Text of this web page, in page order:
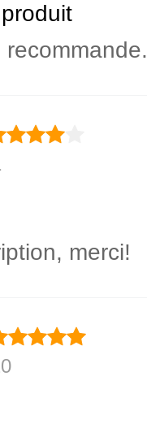
merci!